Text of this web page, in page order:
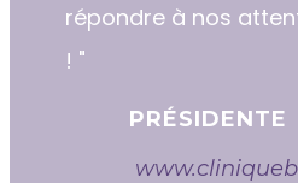
répondre à nos
! "
PRÉSIDENTE